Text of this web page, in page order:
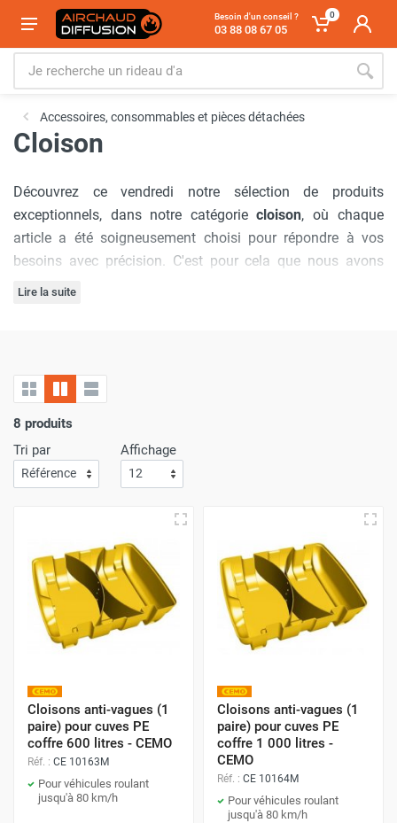
Besoin d'un conseil ?
03 88 08 67 05
0
Accessoires, consommables et pièces détachées
Cloison
Découvrez ce vendredi notre sélection de produits
exceptionnels, dans notre catégorie cloison, où chaque
article a été soigneusement choisi pour répondre à vos
besoins avec précision. C'est pour cela que nous avons
sélectionné la marque
inégalées à chaque visite. De plus, nous comprenons
l'importance
pourquoi nous nous assurons que votre commande arrive
à votre porte avecla plus grande efficacité
Faites vos achats sur Airchaud Diffusion pour une
expérience où l'excellence et la vitesse de livraison s'allient
à l'avantage de prix compétitifs.
Lire la suite
8 produits
Tri par
Affichage
Cloisons anti-vagues (1
paire) pour cuves PE
coffre 600 litres - CEMO
Réf. : CE 10163M
Pour véhicules roulant
jusqu'à 80 km/h
Cloisons anti-vagues (1
paire) pour cuves PE
coffre 1 000 litres -
CEMO
Réf. : CE 10164M
Pour véhicules roulant
jusqu'à 80 km/h